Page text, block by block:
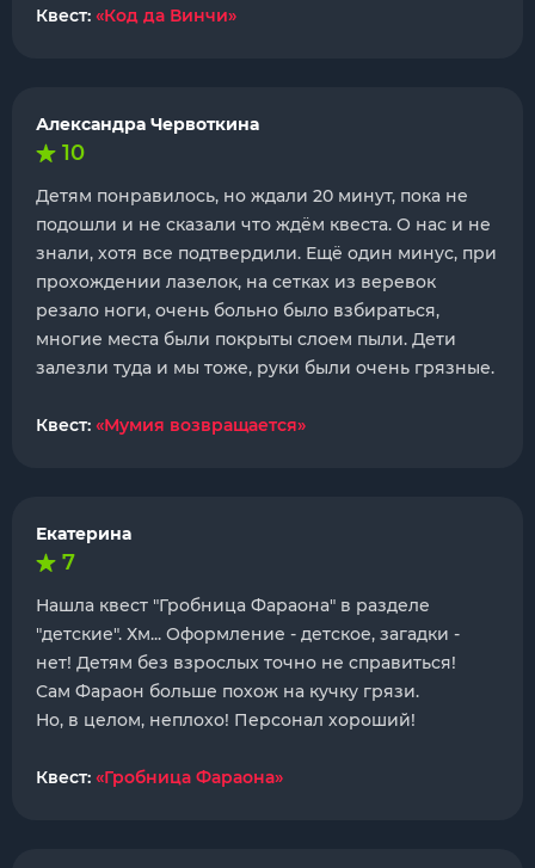
Квест: «Код да Винчи»
Александра Червоткина
10
Детям понравилось, но ждали 20 минут, пока не
подошли и не сказали что ждём квеста. О нас и не
знали, хотя все подтвердили. Ещё один минус, при
прохождении лазелок, на сетках из веревок
резало ноги, очень больно было взбираться,
многие места были покрыты слоем пыли. Дети
залезли туда и мы тоже, руки были очень грязные.
Квест: «Мумия возвращается»
Екатерина
7
Нашла квест "Гробница Фараона" в разделе
"детские". Хм... Оформление - детское, загадки -
нет! Детям без взрослых точно не справиться!
Сам Фараон больше похож на кучку грязи.
Но, в целом, неплохо! Персонал хороший!
Квест: «Гробница Фараона»